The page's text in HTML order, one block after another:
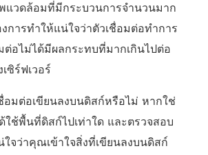
ห
ม่
)
แวดล้อมที่มีกระบวนการจำนวนมาก
การทำให้แน่ใจว่าตัวเชื่อมต่อทำการ
ต่อไม่ได้มีผลกระทบที่มากเกินไปต่อ
ซิร์ฟเวอร์
อมต่อเขียนลงบนดิสก์หรือไม่ หากใช่
ใช้พื้นที่ดิสก์ไปเท่าใด และตรวจสอบ
ใจว่าคุณเข้าใจสิ่งที่เขียนลงบนดิสก์